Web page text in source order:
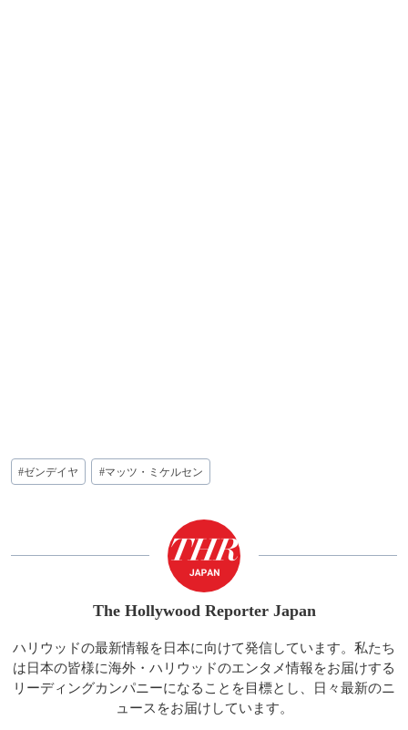
投
稿
#ゼンデイヤ #マッツ・ミケルセン
The Hollywood Reporter Japan
ハリウッドの最新情報を日本に向けて発信しています。私たち
は日本の皆様に海外・ハリウッドのエンタメ情報をお届けする
リーディングカンパニーになることを目標とし、日々最新のニ
ュースをお届けしています。